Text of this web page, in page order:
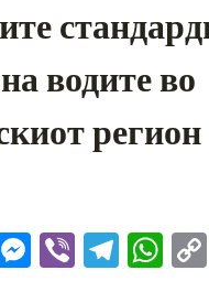
водите во
регион
M Vi T W